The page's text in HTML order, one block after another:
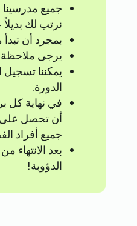
جميع
نرتب لك
بمجرد أن
يرجى ملاحظة
يمكننا
الدورة.
جميع أفراد
بعد الانتهاء
الدؤوبة!